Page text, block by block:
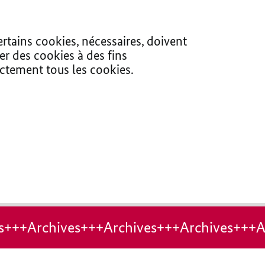
cookies, nécessaires, doivent
des cookies à des fins
tous les cookies.